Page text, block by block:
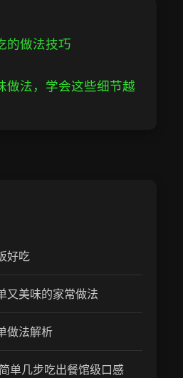
的做法技巧
做法，学会这些细节越
好吃
又美味的家常做法
做法解析
单几步吃出餐馆级口感